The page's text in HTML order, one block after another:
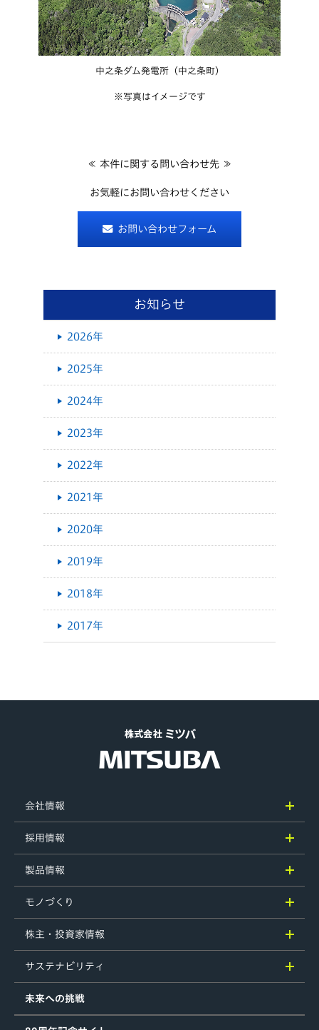
中之条ダム発電所（中之条町）
※写真はイメージです
≪ 本件に関する問い合わせ先 ≫
お気軽にお問い合わせください
お問い合わせフォーム
お知らせ
2026年
2025年
2024年
2023年
2022年
2021年
2020年
2019年
2018年
2017年
会社情報
採用情報
製品情報
モノづくり
株主・投資家情報
サステナビリティ
未来への挑戦